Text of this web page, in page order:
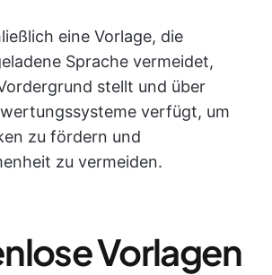
eine Vorlage, die
Sprache vermeidet,
stellt und über
verfügt, um
zu fördern und
zu vermeiden.
Vorlagen